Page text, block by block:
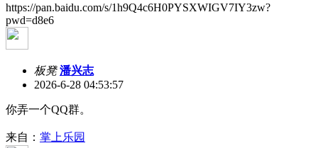
https://pan.baidu.com/s/1h9Q4c6H0PYSXWIGV7IY3zw?
pwd=d8e6
板凳 潘兴志
2026-6-28 04:53:57
你弄一个QQ群。
来自： 掌上乐园